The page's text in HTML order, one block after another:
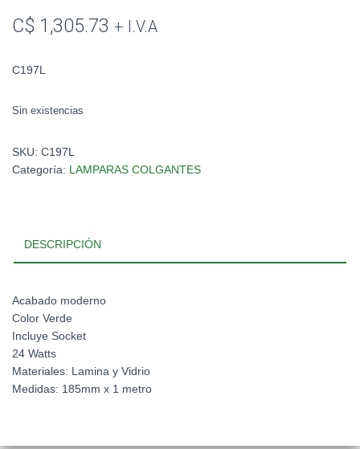
C$ 1,305.73 + I.V.A
C197L
Sin existencias
SKU: C197L
Categoría: LAMPARAS COLGANTES
DESCRIPCIÓN
Acabado moderno
Color Verde
Incluye Socket
24 Watts
Materiales: Lamina y Vidrio
Medidas: 185mm x 1 metro